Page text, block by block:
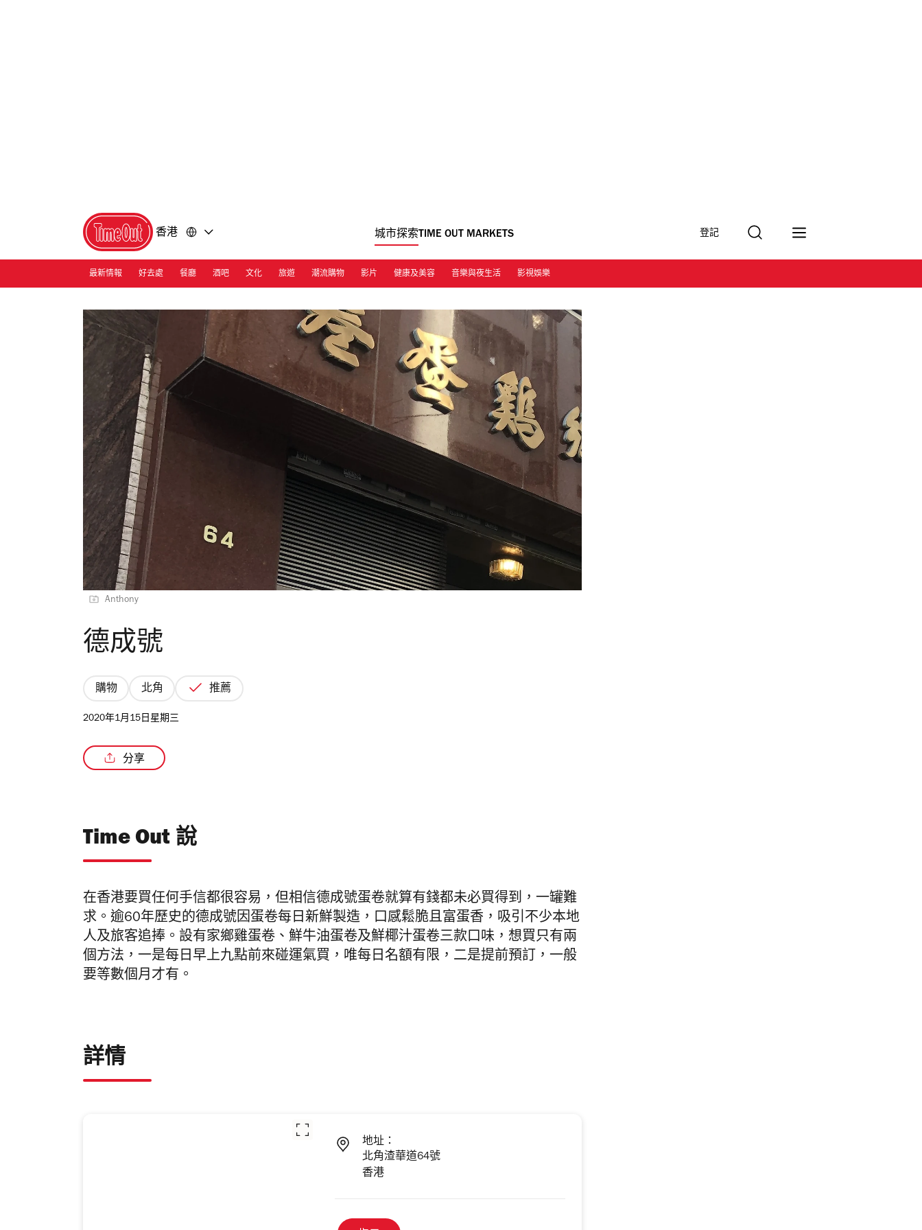
香港 城市探索TIME OUT MARKETS 登記
最新情報 好去處 餐廳 酒吧 文化 旅遊 潮流購物 影片 健康及美容 音樂與夜生活 影視娛樂
Anthony
德成號
購物 北角 推薦
2020年1月15日星期三
分享
Time Out 說
在香港要買任何手信都很容易，但相信德成號蛋卷就算有錢都未必買得到，一罐難
求。逾60年歷史的德成號因蛋卷每日新鮮製造，口感鬆脆且富蛋香，吸引不少本地
人及旅客追捧。設有家鄉雞蛋卷、鮮牛油蛋卷及鮮椰汁蛋卷三款口味，想買只有兩
個方法，一是每日早上九點前來碰運氣買，唯每日名額有限，二是提前預訂，一般
要等數個月才有。
詳情
地址：
北角渣華道64號
香港